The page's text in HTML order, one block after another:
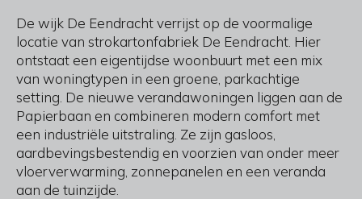
De wijk De Eendracht verrijst op de voormalige
locatie van strokartonfabriek De Eendracht. Hier
ontstaat een eigentijdse woonbuurt met een mix
van woningtypen in een groene, parkachtige
setting. De nieuwe verandawoningen liggen aan de
Papierbaan en combineren modern comfort met
een industriële uitstraling. Ze zijn gasloos,
aardbevingsbestendig en voorzien van onder meer
vloerverwarming, zonnepanelen en een veranda
aan de tuinzijde.